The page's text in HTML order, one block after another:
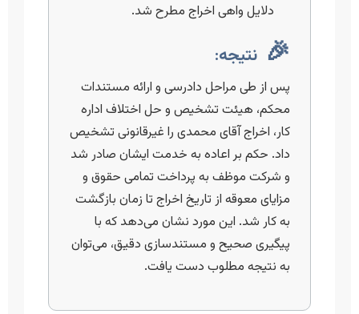
دلایل واهی اخراج مطرح شد.
🎉 نتیجه:
پس از طی مراحل دادرسی و ارائه مستندات
محکم، هیئت تشخیص و حل اختلاف اداره
کار، اخراج آقای محمدی را غیرقانونی تشخیص
داد. حکم بر اعاده به خدمت ایشان صادر شد
و شرکت موظف به پرداخت تمامی حقوق و
مزایای معوقه از تاریخ اخراج تا زمان بازگشت
به کار شد. این مورد نشان می‌دهد که با
پیگیری صحیح و مستندسازی دقیق، می‌توان
به نتیجه مطلوب دست یافت.